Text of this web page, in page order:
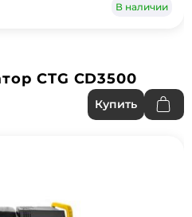
В наличии
CTG CD3500
Купить